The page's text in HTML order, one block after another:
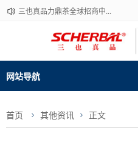
三也真品力鼎茶全球招商中...
网站导航
首页 其他资讯 正文